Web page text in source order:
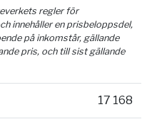
regler för
innehåller en prisbeloppsdel,
på inkomstår, gällande
pris, och till sist gällande
17 168